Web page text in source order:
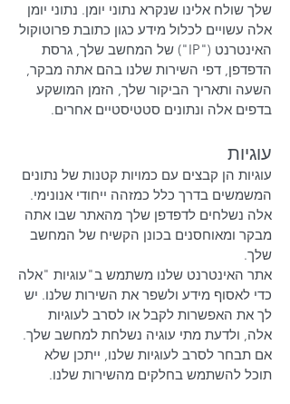
שלך שולח אלינו שנקרא נתוני יומן. נתוני יומן
אלה עשויים לכלול מידע כגון כתובת פרוטוקול
האינטרנט ("IP") של המחשב שלך, גרסת
הדפדפן, דפי השירות שלנו בהם אתה מבקר,
השעה ותאריך הביקור שלך, הזמן המושקע
בדפים אלה ונתונים סטטיסטיים אחרים.
עוגיות
עוגיות הן קבצים עם כמויות קטנות של נתונים
המשמשים בדרך כלל כמזהה ייחודי אנונימי.
אלה נשלחים לדפדפן שלך מהאתר שבו אתה
מבקר ומאוחסנים בכונן הקשיח של המחשב
שלך.
אתר האינטרנט שלנו משתמש ב"עוגיות "אלה
כדי לאסוף מידע ולשפר את השירות שלנו. יש
לך את האפשרות לקבל או לסרב לעוגיות
אלה, ולדעת מתי עוגיה נשלחת למחשב שלך.
אם תבחר לסרב לעוגיות שלנו, ייתכן שלא
תוכל להשתמש בחלקים מהשירות שלנו.